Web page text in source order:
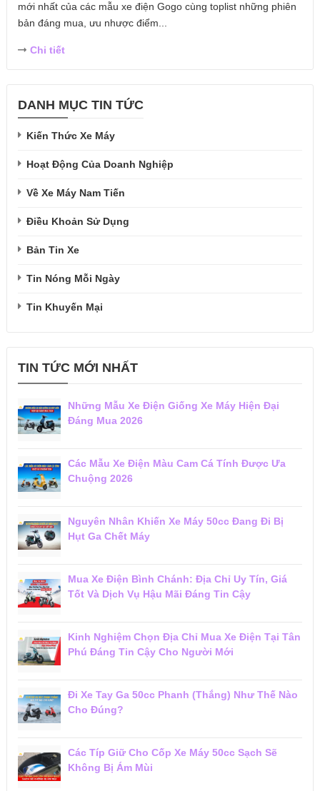
mới nhất của các mẫu xe điện Gogo cùng toplist những phiên
bản đáng mua, ưu nhược điểm...
Chi tiết
DANH MỤC TIN TỨC
Kiến Thức Xe Máy
Hoạt Động Của Doanh Nghiệp
Về Xe Máy Nam Tiến
Điều Khoản Sử Dụng
Bản Tin Xe
Tin Nóng Mỗi Ngày
Tin Khuyến Mại
TIN TỨC MỚI NHẤT
Những Mẫu Xe Điện Giống Xe Máy Hiện Đại
Đáng Mua 2026
Các Mẫu Xe Điện Màu Cam Cá Tính Được Ưa
Chuộng 2026
Nguyên Nhân Khiến Xe Máy 50cc Đang Đi Bị
Hụt Ga Chết Máy
Mua Xe Điện Bình Chánh: Địa Chỉ Uy Tín, Giá
Tốt Và Dịch Vụ Hậu Mãi Đáng Tin Cậy
Kinh Nghiệm Chọn Địa Chỉ Mua Xe Điện Tại Tân
Phú Đáng Tin Cậy Cho Người Mới
Đi Xe Tay Ga 50cc Phanh (Thắng) Như Thế Nào
Cho Đúng?
Các Típ Giữ Cho Cốp Xe Máy 50cc Sạch Sẽ
Không Bị Ám Mùi